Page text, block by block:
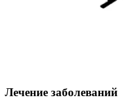
Лечение заболеваний